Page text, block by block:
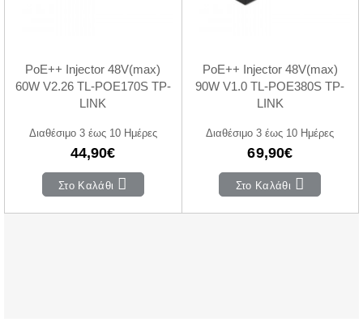
PoE++ Injector 48V(max)
60W V2.26 TL-POE170S TP-
LINK
Διαθέσιμο 3 έως 10 Ημέρες
44,90€
Στο Καλάθι
PoE++ Injector 48V(max)
90W V1.0 TL-POE380S TP-
LINK
Διαθέσιμο 3 έως 10 Ημέρες
69,90€
Στο Καλάθι